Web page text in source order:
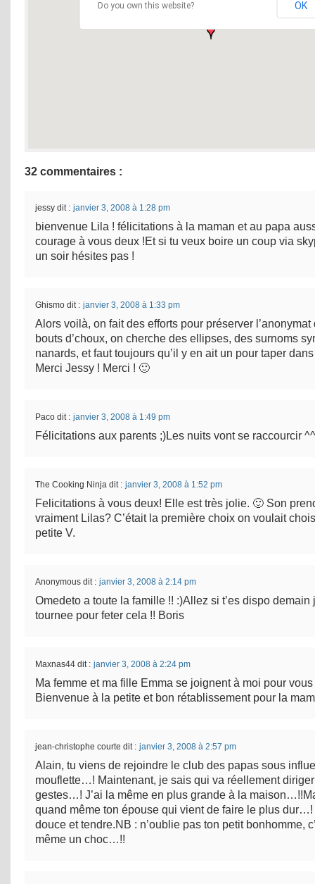
Do you own this website? OK
32 commentaires :
jessy dit : janvier 3, 2008 à 1:28 pm
bienvenue Lila ! félicitations à la maman et au papa
courage à vous deux !Et si tu veux boire un coup via
un soir hésites pas !
Ghismo dit : janvier 3, 2008 à 1:33 pm
Alors voilà, on fait des efforts pour préserver l’anonymat
bouts d’choux, on cherche des ellipses, des surnoms
nanards, et faut toujours qu’il y en ait un pour taper
Merci Jessy ! Merci ! 🙂
Paco dit : janvier 3, 2008 à 1:49 pm
Félicitations aux parents ;)Les nuits vont se raccourcir ^^
The Cooking Ninja dit : janvier 3, 2008 à 1:52 pm
Felicitations à vous deux! Elle est très jolie. 🙂 Son
vraiment Lilas? C’était la première choix on voulait
petite V.
Anonymous dit : janvier 3, 2008 à 2:14 pm
Omedeto a toute la famille !! :)Allez si t’es dispo demain
tournee pour feter cela !! Boris
Maxnas44 dit : janvier 3, 2008 à 2:24 pm
Ma femme et ma fille Emma se joignent à moi pour
Bienvenue à la petite et bon rétablissement pour la
jean-christophe courte dit : janvier 3, 2008 à 2:57 pm
Alain, tu viens de rejoindre le club des papas sous
mouflette…! Maintenant, je sais qui va réellement
gestes…! J’ai la même en plus grande à la
quand même ton épouse qui vient de faire le plus dur…!
douce et tendre.NB : n’oublie pas ton petit bonhomme,
même un choc…!!